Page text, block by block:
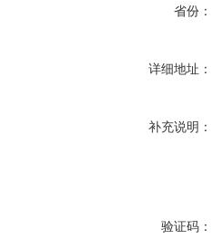
省份：
详细地址：
补充说明：
验证码：